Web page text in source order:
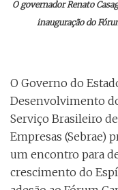
O governador Renato
inauguração do
O Governo do
Desenvolvimento
Serviço Brasileiro
Empresas (Sebrae)
um encontro para
crescimento do